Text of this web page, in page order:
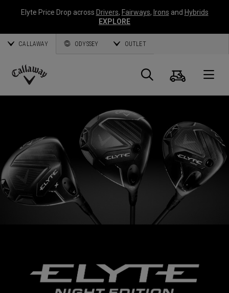
Elyte Price Drop across Drivers, Fairways, Irons and Hybrids
EXPLORE
CALLAWAY ODYSSEY OUTLET
Callaway
Panier